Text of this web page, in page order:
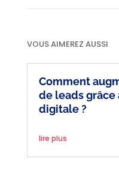
VOUS AIMEREZ AUSSI
Comment
de leads grâce
digitale ?
lire plus